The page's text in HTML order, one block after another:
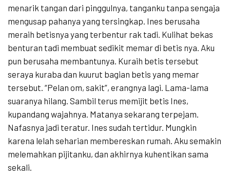
menarik tangan dari pinggulnya, tanganku tanpa sengaja
mengusap pahanya yang tersingkap. Ines berusaha
meraih betisnya yang terbentur rak tadi. Kulihat bekas
benturan tadi membuat sedikit memar di betis nya. Aku
pun berusaha membantunya. Kuraih betis tersebut
seraya kuraba dan kuurut bagian betis yang memar
tersebut. “Pelan om, sakit”, erangnya lagi. Lama-lama
suaranya hilang. Sambil terus memijit betis Ines,
kupandang wajahnya. Matanya sekarang terpejam.
Nafasnya jadi teratur. Ines sudah tertidur. Mungkin
karena lelah seharian membereskan rumah. Aku semakin
melemahkan pijitanku, dan akhirnya kuhentikan sama
sekali.